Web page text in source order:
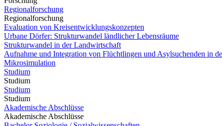
Regionalforschung
Regionalforschung
Evaluation von Kreisentwicklungskonzepten
Urbane Dörfer: Strukturwandel ländlicher Lebensräume
Strukturwandel in der Landwirtschaft
Aufnahme und Integration von Flüchtlingen und Asylsuchenden in
Mikrosimulation
Studium
Studium
Studium
Studium
Akademische Abschlüsse
Akademische Abschlüsse